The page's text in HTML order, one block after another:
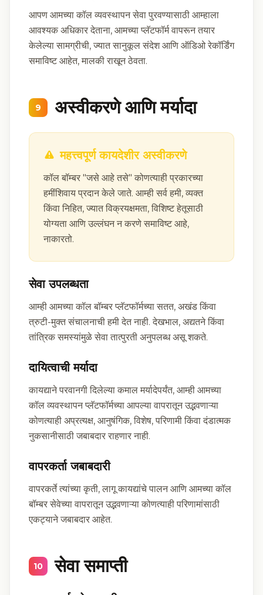
आपण आमच्या कॉल व्यवस्थापन सेवा पुरवण्यासाठी आम्हाला
आवश्यक अधिकार देताना, आमच्या प्लॅटफॉर्म वापरून तयार
केलेल्या सामग्रीची, ज्यात सानुकूल संदेश आणि ऑडिओ रेकॉर्डिंग
समाविष्ट आहेत, मालकी राखून ठेवता.
9 अस्वीकरणे आणि मर्यादा
महत्त्वपूर्ण कायदेशीर अस्वीकरणे
कॉल बॉम्बर "जसे आहे तसे" कोणत्याही प्रकारच्या
हमींशिवाय प्रदान केले जाते. आम्ही सर्व हमी, व्यक्त
किंवा निहित, ज्यात विक्रयक्षमता, विशिष्ट हेतूसाठी
योग्यता आणि उल्लंघन न करणे समाविष्ट आहे,
नाकारतो.
सेवा उपलब्धता
आम्ही आमच्या कॉल बॉम्बर प्लॅटफॉर्मच्या सतत, अखंड किंवा
त्रुटी-मुक्त संचालनाची हमी देत नाही. देखभाल, अद्यतने किंवा
तांत्रिक समस्यांमुळे सेवा तात्पुरती अनुपलब्ध असू शकते.
दायित्वाची मर्यादा
कायद्याने परवानगी दिलेल्या कमाल मर्यादेपर्यंत, आम्ही आमच्या
कॉल व्यवस्थापन प्लॅटफॉर्मच्या आपल्या वापरातून उद्भवणाऱ्या
कोणत्याही अप्रत्यक्ष, आनुषंगिक, विशेष, परिणामी किंवा दंडात्मक
नुकसानीसाठी जबाबदार राहणार नाही.
वापरकर्ता जबाबदारी
वापरकर्ते त्यांच्या कृती, लागू कायद्यांचे पालन आणि आमच्या कॉल
बॉम्बर सेवेच्या वापरातून उद्भवणाऱ्या कोणत्याही परिणामांसाठी
एकट्याने जबाबदार आहेत.
10 सेवा समाप्ती